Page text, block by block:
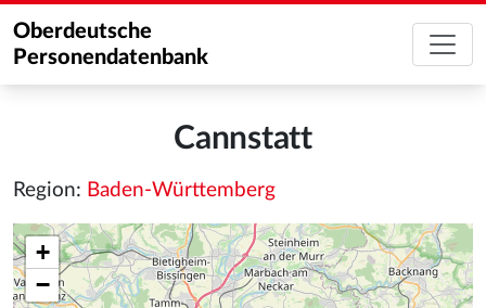
Oberdeutsche
Personendatenbank
Cannstatt
Region: Baden-Württemberg
+
−